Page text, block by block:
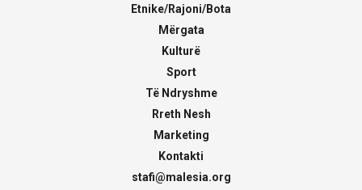
Etnike/Rajoni/Bota
Mërgata
Kulturë
Sport
Të Ndryshme
Rreth Nesh
Marketing
Kontakti
stafi@malesia.org